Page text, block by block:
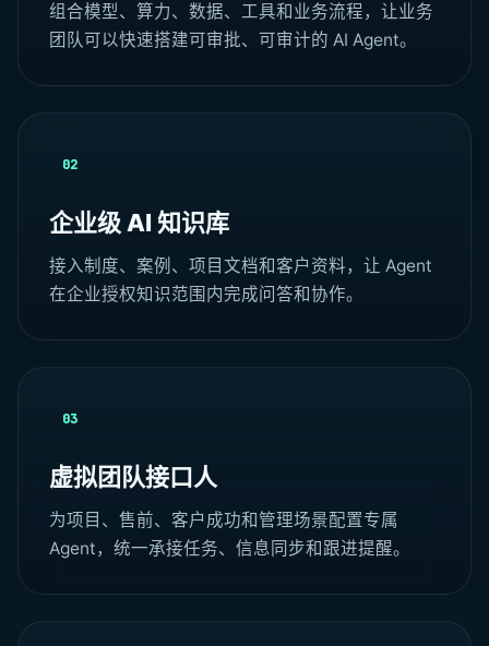
组合模型、算力、数据、工具和业务流程，让业务
团队可以快速搭建可审批、可审计的 AI Agent。
02
企业级 AI 知识库
接入制度、案例、项目文档和客户资料，让 Agent
在企业授权知识范围内完成问答和协作。
03
虚拟团队接口人
为项目、售前、客户成功和管理场景配置专属
Agent，统一承接任务、信息同步和跟进提醒。